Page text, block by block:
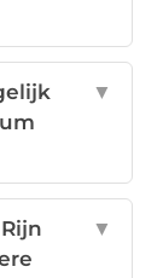
▼
▼